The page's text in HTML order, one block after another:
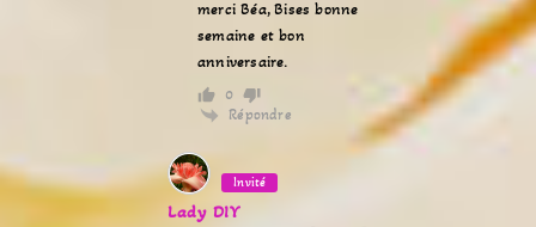
merci Béa, Bises bonne
semaine et bon
anniversaire.
0
Répondre
Invité
Lady DIY